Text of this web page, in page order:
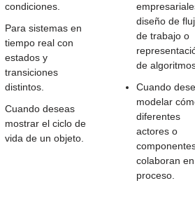
condiciones.
Para sistemas en
tiempo real con
estados y
transiciones
distintos.
Cuando deseas
mostrar el ciclo de
vida de un objeto.
diseño de
de trabajo o
de
Cuando
modelar
diferentes
actores o
colaboran
proceso.